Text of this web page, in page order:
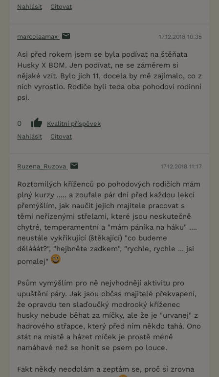
Nahlásit
Citovat
marcelaamax 17.12.2018 10:35
Asi před rokem jsem se byla podívat na štěňata
Husky X BOM. Jen podívat, ne se záměrem si
nějaké vzít. Bylo jich 11, docela by mě zajímalo, co z
nich vyrostlo. Rodiče byli teda oba pohodovi rodinní
psi.
0
Kvalitní příspěvek
Nahlásit
Citovat
Ruzena_Ruzova 17.12.2018 11:17
Roztomilých kříženců po pohodových rodičích mám
plný kurzy ..... a zoufale pár dní před každou lekcí
přemýšlím, jak naučit jejich majitele pracovat s
těmi neřízenými střelami, které jsou neskutečně
chytré, temperamentní a "mám páníka na háku" ....
neustále vykřikující (štěkající) "co budeme
dělááát?", "hejbněte zadkem", "rychle, rychle ... jsi
pomalej"
Psům vymýšlím pro ně nejvhodnějí aktivitu pro
upuštění páry. Jak jsou občas majitelé překvapení,
že opravdu ten slaďoučký modrooký kříženec
husky nebude běhat za míčky, ale že je "urvanej" z
hadrového střapce, který před ním někdo tahá. Ono
stát na místě a házet míček je prostě méně
namáhavé než se honit se psem po louce.
Fakt někdy neodolám a zeptám se, proč si zrovna